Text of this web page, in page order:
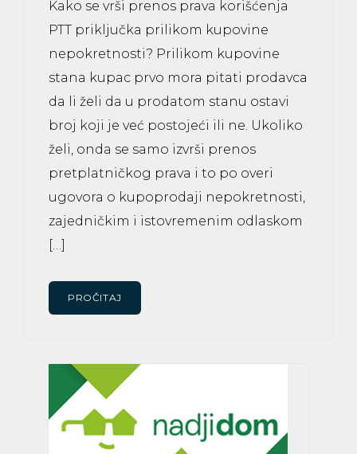
Kako se vrši prenos prava korišćenja
PTT priključka prilikom kupovine
nepokretnosti? Prilikom kupovine
stana kupac prvo mora pitati prodavca
da li želi da u prodatom stanu ostavi
broj koji je već postojeći ili ne. Ukoliko
želi, onda se samo izvrši prenos
pretplatničkog prava i to po overi
ugovora o kupoprodaji nepokretnosti,
zajedničkim i istovremenim odlaskom
[…]
PROČITAJ